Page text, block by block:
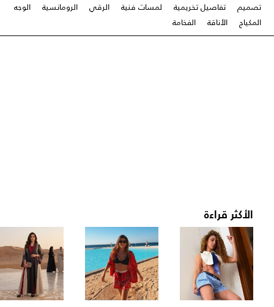
تصميم
تفاصيل تخريمية لمسات فنية الرقي الرومانسية
الوجه
المكياج
الأناقة الفخامة
الأكثر قراءة